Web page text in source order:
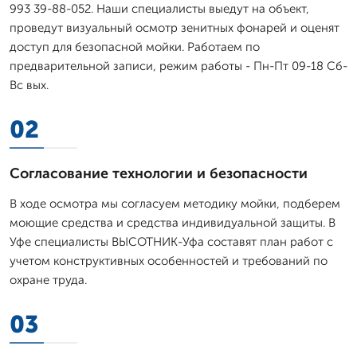
993 39-88-052. Наши специалисты выедут на объект,
проведут визуальный осмотр зенитных фонарей и оценят
доступ для безопасной мойки. Работаем по
предварительной записи, режим работы - Пн-Пт 09-18 Сб-
Вс вых.
02
Согласование технологии и безопасности
В ходе осмотра мы согласуем методику мойки, подберем
моющие средства и средства индивидуальной защиты. В
Уфе специалисты ВЫСОТНИК-Уфа составят план работ с
учетом конструктивных особенностей и требований по
охране труда.
03